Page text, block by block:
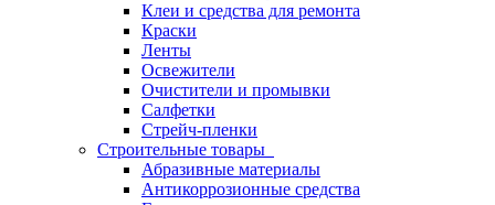
Клеи и средства для ремонта
Краски
Ленты
Освежители
Очистители и промывки
Салфетки
Стрейч-пленки
Строительные товары
Абразивные материалы
Антикоррозионные средства